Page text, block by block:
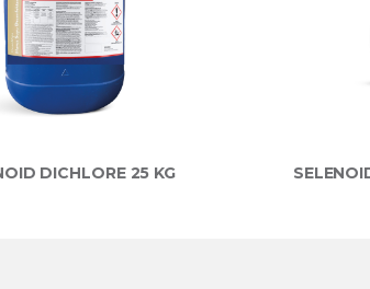
DICHLORE 25 KG